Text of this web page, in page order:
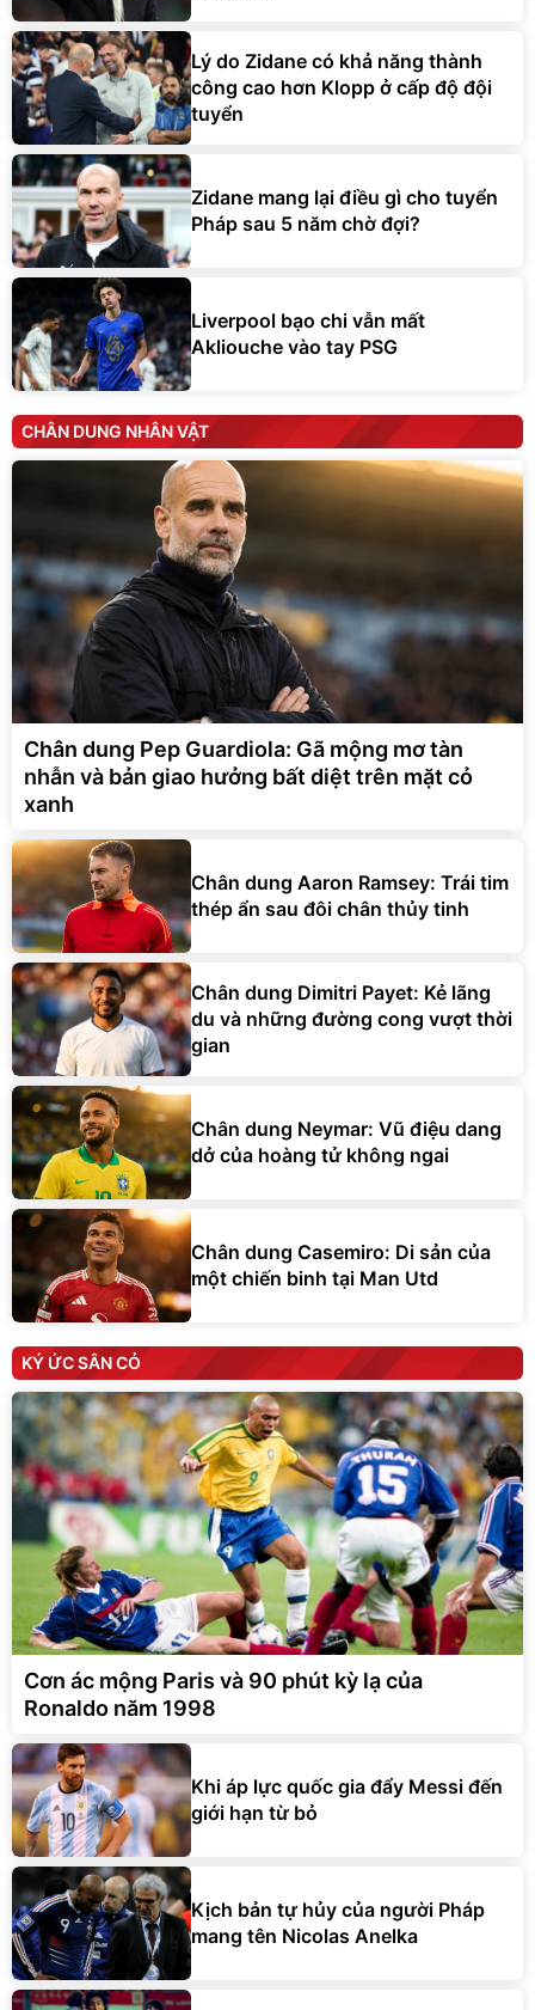
Lý do Zidane có khả năng thành
công cao hơn Klopp ở cấp độ đội
tuyển
Zidane mang lại điều gì cho tuyển
Pháp sau 5 năm chờ đợi?
Liverpool bạo chi vẫn mất
Akliouche vào tay PSG
CHÂN DUNG NHÂN VẬT
Chân dung Pep Guardiola: Gã mộng mơ tàn
nhẫn và bản giao hưởng bất diệt trên mặt cỏ
xanh
Chân dung Aaron Ramsey: Trái tim
thép ẩn sau đôi chân thủy tinh
Chân dung Dimitri Payet: Kẻ lãng
du và những đường cong vượt thời
gian
Chân dung Neymar: Vũ điệu dang
dở của hoàng tử không ngai
Chân dung Casemiro: Di sản của
một chiến binh tại Man Utd
KÝ ỨC SÂN CỎ
Cơn ác mộng Paris và 90 phút kỳ lạ của
Ronaldo năm 1998
Khi áp lực quốc gia đẩy Messi đến
giới hạn từ bỏ
Kịch bản tự hủy của người Pháp
mang tên Nicolas Anelka